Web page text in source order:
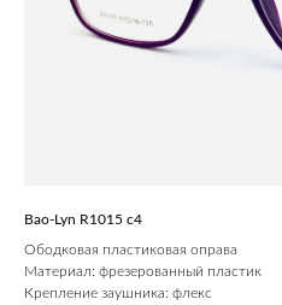
Bao-Lyn R1015 c4
Ободковая пластиковая оправа
Материал: фрезерованный пластик
Крепление заушника: флекс